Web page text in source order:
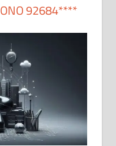
92684****